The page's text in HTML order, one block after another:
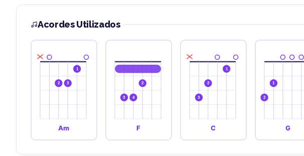
Acordes Utilizados
2 3
1
Am
3 4
2
F
3
2
1
C
2
1
G